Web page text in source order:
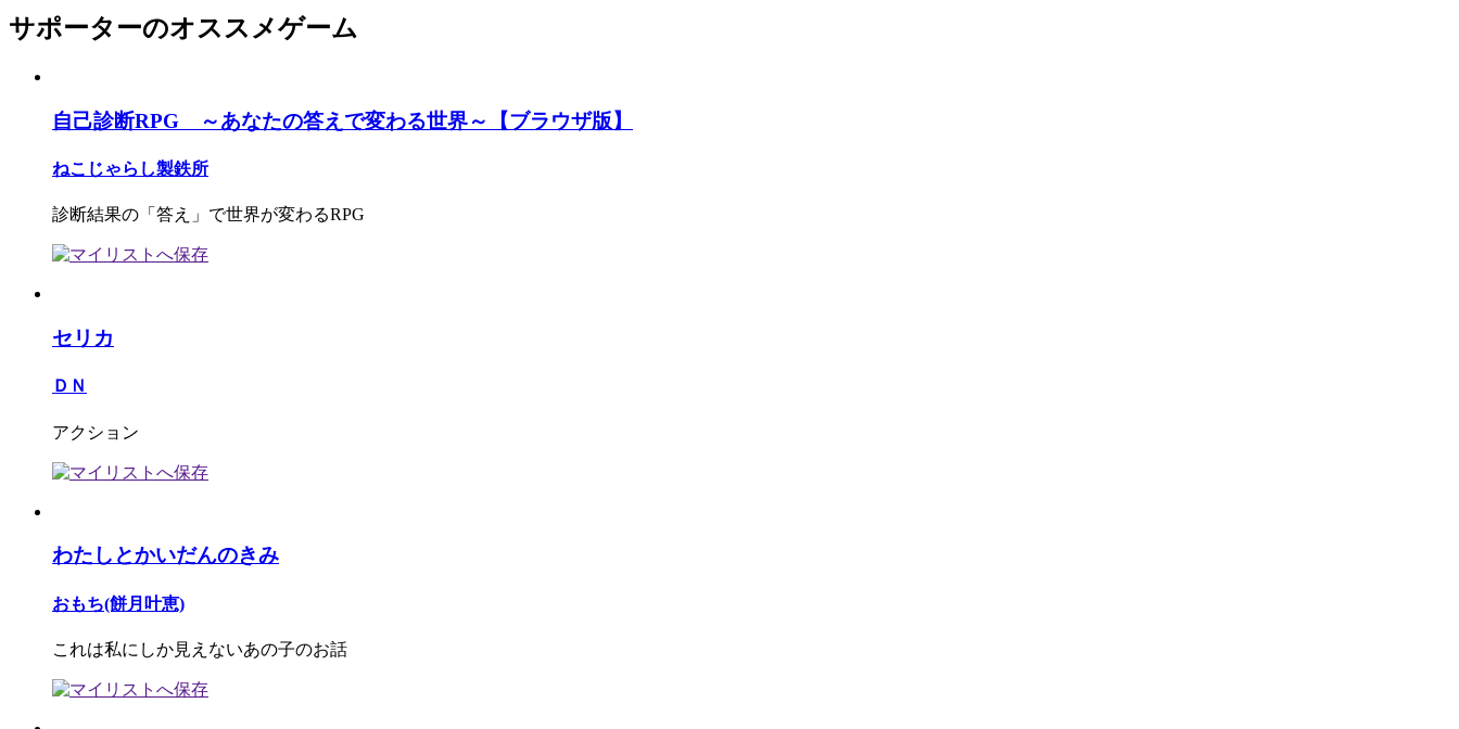
サポーターのオススメゲーム
自己診断RPG ～あなたの答えで変わる世界～【ブラウザ版】
ねこじゃらし製鉄所
診断結果の「答え」で世界が変わるRPG
セリカ
ＤＮ
アクション
わたしとかいだんのきみ
おもち(餅月叶恵)
これは私にしか見えないあの子のお話